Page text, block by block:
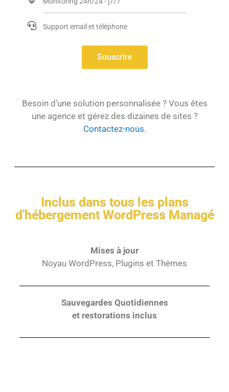
Support email et téléphone
Souscrire
Besoin d’une solution personnalisée ? Vous êtes
une agence et gérez des dizaines de sites ?
Contactez-nous.
Inclus dans tous les plans
d'hébergement WordPress Managé
Mises à jour
Noyau WordPress, Plugins et Thèmes
Sauvegardes Quotidiennes
et restorations inclus